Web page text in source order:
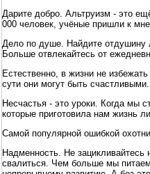
Дарите добро. Альтруизм - это
000 человек, учёные пришли к
Дело по душе. Найдите отдушину
Больше отвлекайтесь от
Естественно, в жизни не
сути они могут быть
Несчастья - это уроки. Когда мы
которые приготовила нам жизнь
Самой популярной ошибкой
Надменность. Не
свалиться. Чем больше мы